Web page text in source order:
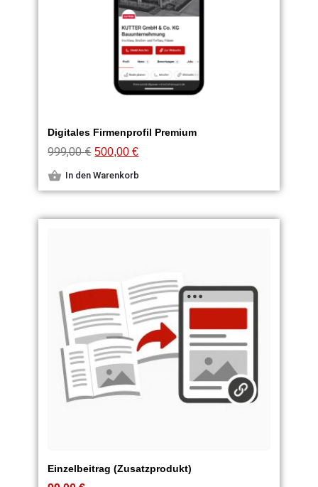
Digitales Firmenprofil Premium
999,00€ 500,00€
In den Warenkorb
Einzelbeitrag (Zusatzprodukt)